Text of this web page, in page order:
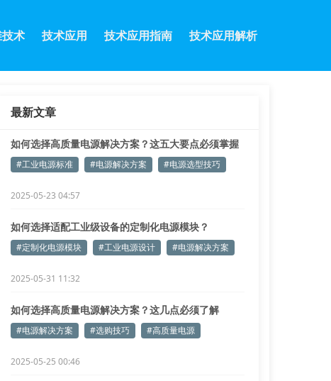
术 技术应用 技术应用指南 技术应用解析
最新文章
如何选择高质量电源解决方案？这五大要点必须掌握
#工业电源标准 #电源解决方案 #电源选型技巧
2025-05-23 04:57
如何选择适配工业级设备的定制化电源模块？
#定制化电源模块 #工业电源设计 #电源解决方案
2025-05-31 11:32
如何选择高质量电源解决方案？这几点必须了解
#电源解决方案 #选购技巧 #高质量电源
2025-05-25 00:46